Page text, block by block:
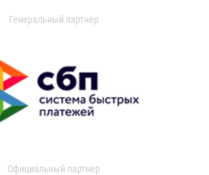
Генеральный партнер
Официальный партнер